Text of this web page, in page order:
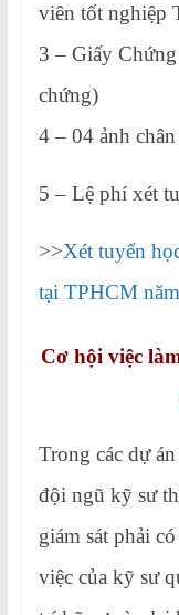
viên tốt nghiệp
3 – Giấy
chứng)
4 – 04 ảnh
5 – Lệ phí xét
>>Xét tuyển
tại TPHCM
Cơ hội việc
Trong các dự
đội ngũ kỹ sư
giám sát phải
việc của kỹ sư